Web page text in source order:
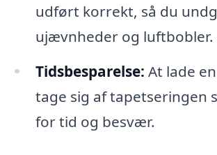
udført korrekt, så du
ujævnheder og luftbobler.
Tidsbesparelse: At lade
tage sig af tapetseringen
for tid og besvær.